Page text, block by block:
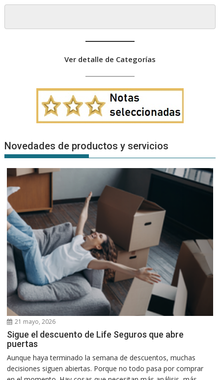
Ver detalle de Categorías
Novedades de productos y servicios
21 mayo, 2026
Sigue el descuento de Life Seguros que abre
puertas
Aunque haya terminado la semana de descuentos, muchas
decisiones siguen abiertas. Porque no todo pasa por comprar